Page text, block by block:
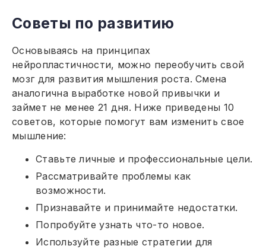
Советы по развитию
Основываясь на принципах
нейропластичности, можно переобучить свой
мозг для развития мышления роста. Смена
аналогична выработке новой привычки и
займет не менее 21 дня. Ниже приведены 10
советов, которые помогут вам изменить свое
мышление:
Ставьте личные и профессиональные цели.
Рассматривайте проблемы как
возможности.
Признавайте и принимайте недостатки.
Попробуйте узнать что-то новое.
Используйте разные стратегии для